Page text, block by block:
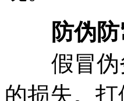
防伪
假冒伪劣
的损失。